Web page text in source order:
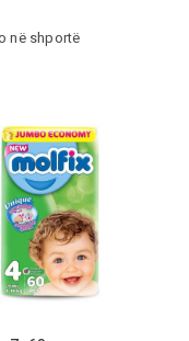
në shportë